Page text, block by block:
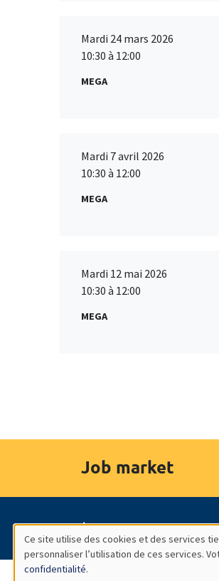
Mardi 24 mars 2026
10:30 à 12:00
MEGA
Mardi 7 avril 2026
10:30 à 12:00
MEGA
Mardi 12 mai 2026
10:30 à 12:00
MEGA
Job market
À propos Nos
Utilisation
Ce site utilise des cookies et des services
personnaliser l’utilisation de ces services.
confidentialité.